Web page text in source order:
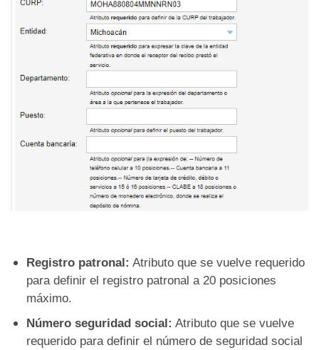
Registro patronal: Atributo que se vuelve requerido
para definir el registro patronal a 20 posiciones
máximo.
Número seguridad social: Atributo que se vuelve
requerido para definir el número de seguridad social